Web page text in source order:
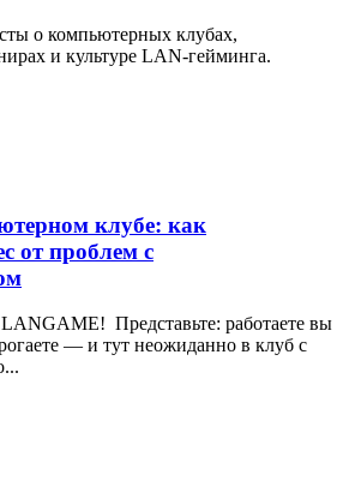
о компьютерных клубах,
и культуре LAN-гейминга.
клубе: как
от проблем с
Представьте: работаете вы
— и тут неожиданно в клуб с